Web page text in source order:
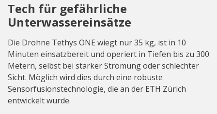
Tech für gefährliche
Unterwassereinsätze
Die Drohne Tethys ONE wiegt nur 35 kg, ist in 10
Minuten einsatzbereit und operiert in Tiefen bis zu 300
Metern, selbst bei starker Strömung oder schlechter
Sicht. Möglich wird dies durch eine robuste
Sensorfusionstechnologie, die an der ETH Zürich
entwickelt wurde.